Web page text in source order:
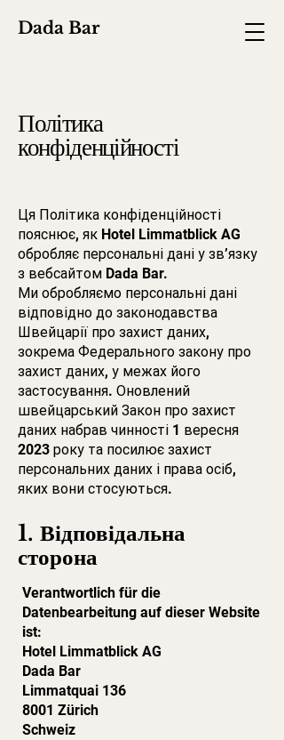
Dada Bar
Політика
конфіденційності
Ця Політика конфіденційності
пояснює, як Hotel Limmatblick AG
обробляє персональні дані у зв’язку
з вебсайтом Dada Bar.
Ми обробляємо персональні дані
відповідно до законодавства
Швейцарії про захист даних,
зокрема Федерального закону про
захист даних, у межах його
застосування. Оновлений
швейцарський Закон про захист
даних набрав чинності 1 вересня
2023 року та посилює захист
персональних даних і права осіб,
яких вони стосуються.
1. Відповідальна
сторона
Verantwortlich für die
Datenbearbeitung auf dieser Website
ist:
Hotel Limmatblick AG
Dada Bar
Limmatquai 136
8001 Zürich
Schweiz